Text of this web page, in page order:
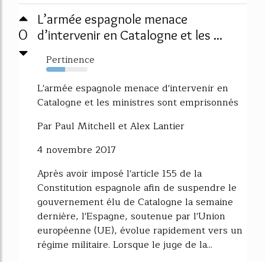
0
L’armée espagnole menace
d’intervenir en Catalogne et les ...
Pertinence
45%
L'armée espagnole menace d'intervenir en
Catalogne et les ministres sont emprisonnés
Par Paul Mitchell et Alex Lantier
4 novembre 2017
Après avoir imposé l'article 155 de la
Constitution espagnole afin de suspendre le
gouvernement élu de Catalogne la semaine
dernière, l'Espagne, soutenue par l'Union
européenne (UE), évolue rapidement vers un
régime militaire. Lorsque le juge de la...